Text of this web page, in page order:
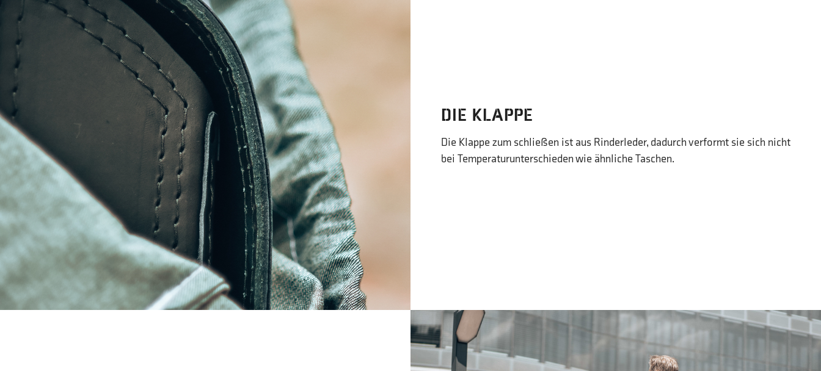
DIE KLAPPE
Die Klappe zum schließen ist aus Rinderleder, dadurch verformt sie sich nicht
bei Temperaturunterschieden wie ähnliche Taschen.